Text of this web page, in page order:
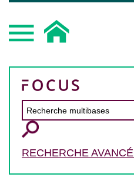
RECHERCHE